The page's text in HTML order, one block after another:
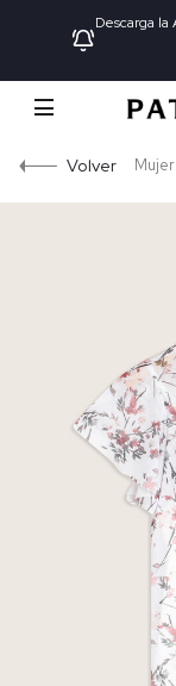
Descarga la
Volver Mujer